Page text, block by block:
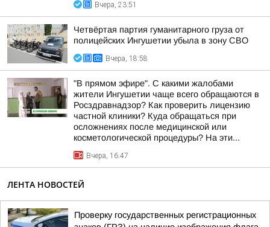
Вчера, 23:51
Четвёртая партия гуманитарного груза от
полицейских Ингушетии убыла в зону СВО
Вчера, 18:58
"В прямом эфире". С какими жалобами
жители Ингушетии чаще всего обращаются в
Росздравнадзор? Как проверить лицензию
частной клиники? Куда обращаться при
осложнениях после медицинской или
косметологической процедуры? На эти...
Вчера, 16:47
ЛЕНТА НОВОСТЕЙ
Проверку государственных регистрационных